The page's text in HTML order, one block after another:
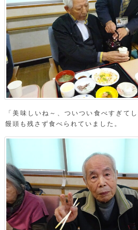
「美味しいね～、ついつい食べすぎて
饅頭も残さず食べられていました。